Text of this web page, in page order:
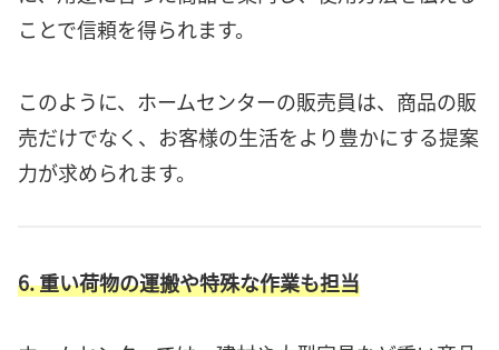
ことで信頼を得られます。
このように、ホームセンターの販売員は、商品の販
売だけでなく、お客様の生活をより豊かにする提案
力が求められます。
6. 重い荷物の運搬や特殊な作業も担当